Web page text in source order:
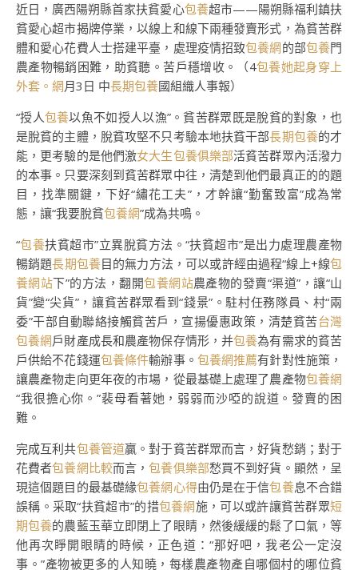
近日，廣西陽朔縣首家扶貧愛心包養超市——陽朔縣福利鎮扶
貧愛心超市揭牌停業，以線上和線下兩種發賣形式，為貧苦群
體和愛心花費人士搭建平臺，處理疫情招致包養網的部包養門
農產物暢銷困難，助貧聽。苦戶穩增收。（4包養她起身穿上
外套。網月3日 中長期包養國組織人事報）
“授人包養以魚不如授人以漁”。貧苦群眾既是脫貧的對象，也
是脫貧的主體，脫貧攻堅不只考驗本地扶貧干部長期包養的才
能，更考驗的是他們激女大生包養俱樂部活貧苦群眾內活潑力
的本事。只要深刻到貧苦群眾中往，清楚到他們最真正的的題
目，找準關鍵，下好“繡花工夫”，才幹讓“勤奮致富”成為常
態，讓“我要脫貧包養網”成為共鳴。
“包養扶貧超市”立異脫貧方法。“扶貧超市”是出力處理農產物
暢銷題長期包養目的無力方法，可以或許經由過程“線上+線包
養網站下”的方法，翻開包養網站農產物的發賣“渠道”，讓“山
貨”變“尖貨”，讓貧苦群眾看到“錢景”。駐村任務隊員、村“兩
委”干部自動聯絡接觸貧苦戶，宣揚優惠政策，清楚貧苦台灣
包養網戶財產成長和農產物保存情形，并包養為有需求的貧苦
戶供給不花錢運包養條件輸辦事。 包養網推薦有針對性施策，
讓農產物走向更年夜的市場，從最基礎上處理了農產物包養網
“我很擔心你。”裴母看著她，弱弱而沙啞的說道。發賣的困
難。
完成互利共包養管道贏。對于貧苦群眾而言，好貨愁銷；對于
花費者包養網比較而言，包養俱樂部愁買不到好貨。顯然，呈
現這個題目的最基礎緣包養網心得由仍是在于信包養息不合錯
誤稱。采取“扶貧超市”的措包養網施，可以或許讓貧苦群眾短
期包養的農藍玉華立即閉上了眼睛，然後緩緩的鬆了口氣，等
他再次睜開眼睛的時候，正色道：“那好吧，我老公一定沒
事。”產物被更多的人知曉，每樣農產物產自哪個村的哪位貧